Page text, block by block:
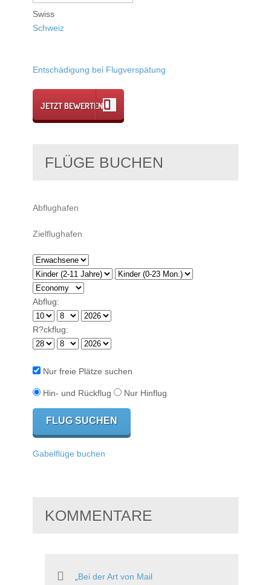
Swiss
Schweiz
Entschädigung bei Flugverspätung
JETZT BEWERTEN
FLÜGE BUCHEN
Abflug:
R?ckflug:
Nur freie Plätze suchen
Hin- und Rückflug Nur Hinflug
Gabelflüge buchen
KOMMENTARE
Bei der Art von Mail